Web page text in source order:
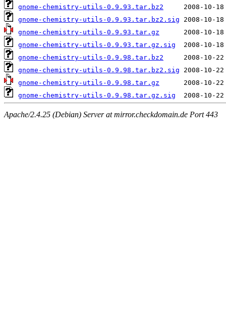
gnome-chemistry-utils-0.9.93.tar.bz2
gnome-chemistry-utils-0.9.93.tar.bz2.sig
gnome-chemistry-utils-0.9.93.tar.gz
gnome-chemistry-utils-0.9.93.tar.gz.sig
gnome-chemistry-utils-0.9.98.tar.bz2
gnome-chemistry-utils-0.9.98.tar.bz2.sig
gnome-chemistry-utils-0.9.98.tar.gz
gnome-chemistry-utils-0.9.98.tar.gz.sig
Apache/2.4.25 (Debian) Server at mirror.checkdomain.de Port 443